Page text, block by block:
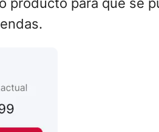
producto para que se